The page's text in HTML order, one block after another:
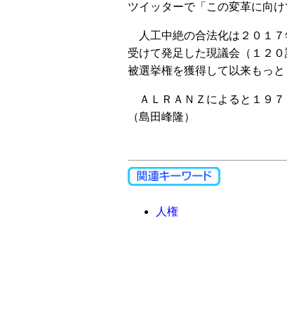
ツイッターで「この変革に向
人工中絶の合法化は２０１７
受けて発足した現議会（１２
被選挙権を獲得して以来もっと
ＡＬＲＡＮＺによると１９７
（島田峰隆）
人権